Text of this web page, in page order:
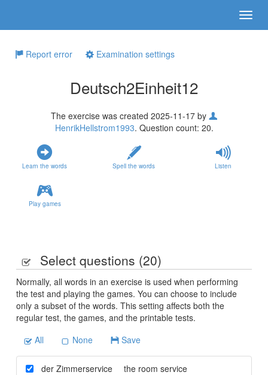
Report error Examination settings
Deutsch2Einheit12
The exercise was created 2025-11-17 by
HenrikHellstrom1993. Question count: 20.
Learn the words Spell the words Listen
Play games
Select questions (20)
Normally, all words in an exercise is used when performing
the test and playing the games. You can choose to include
only a subset of the words. This setting affects both the
regular test, the games, and the printable tests.
All
None Save
der Zimmerservice the room service